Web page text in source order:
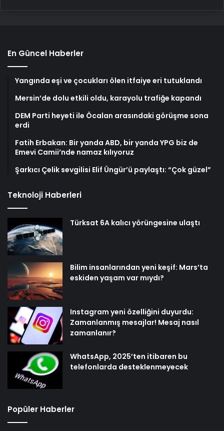
En Güncel Haberler
Yangında eşi ve çocukları ölen itfaiye eri tutuklandı
Mersin’de dolu etkili oldu, karayolu trafiğe kapandı
DEM Parti heyeti ile Öcalan arasındaki görüşme sona
erdi
Fatih Erbakan: Bir yanda ABD, bir yanda YPG biz de
Emevi Camii’nde namaz kılıyoruz
Şarkıcı Çelik sevgilisi Elif Üngür’ü paylaştı: “Çok güzel”
Teknoloji Haberleri
Türksat 6A kalıcı yörüngesine ulaştı
Bilim insanlarından yeni keşif: Mars’ta
eskiden yaşam var mıydı?
Instagram yeni özelliğini duyurdu:
Zamanlanmış mesajlar! Mesaj nasıl
zamanlanır?
WhatsApp, 2025’ten itibaren bu
telefonlarda desteklenmeyecek
Popüler Haberler